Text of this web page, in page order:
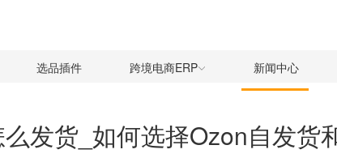
选品插件 跨境电商ERP 新闻中心
发货_如何选择Ozon自发货